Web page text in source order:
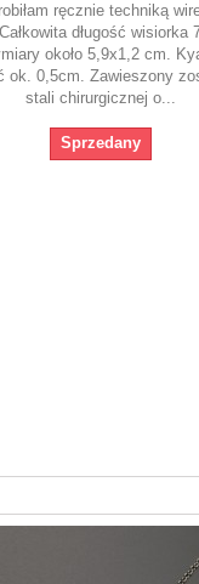
ręcznie techniką
długość wisiorka
około 5,9x1,2 cm.
ok. 0,5cm. Zawieszony
stali chirurgicznej o...
Sprzedany